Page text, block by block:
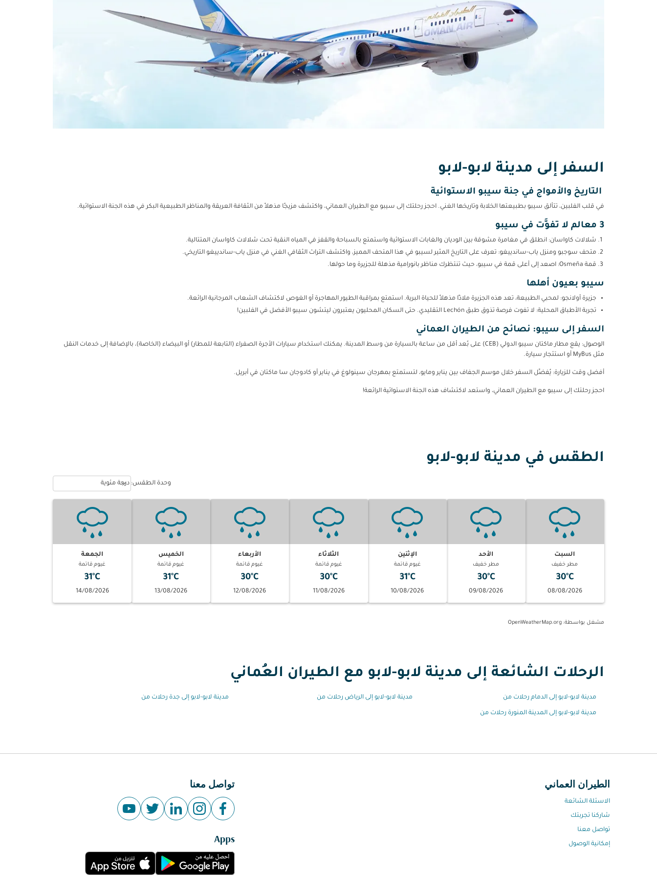
السفر إلى مدينة لابو-لابو
التاريخ والأمواج في جنة سيبو الاستوائية
في قلب الفلبين، تتألق سيبو بطبيعتها الخلابة وتاريخها الغني. احجز رحلتك إلى سيبو مع الطيران العماني، واكتشف مزيجًا مذهلاً من الثقافة العريقة والمناظر الطبيعية البكر في هذه الجنة الاستوائية.
3 معالم لا تفوَّت في سيبو
شلالات كاواسان: انطلق في مغامرة مشوقة بين الوديان والغابات الاستوائية واستمتع بالسباحة والقفز في المياه النقية تحت شلالات كاواسان المتتالية.
متحف سوجبو ومنزل ياب-ساندييغو: تعرف على التاريخ المثير لسيبو في هذا المتحف المميز، واكتشف التراث الثقافي الغني في منزل ياب-ساندييغو التاريخي.
قمة Osmeña: اصعد إلى أعلى قمة في سيبو، حيث تنتظرك مناظر بانورامية مذهلة للجزيرة وما حولها.
سيبو بعيون أهلها
جزيرة أولانجو: لمحبي الطبيعة، تعد هذه الجزيرة ملاذًا مذهلاً للحياة البرية. استمتع بمراقبة الطيور المهاجرة أو الغوص لاكتشاف الشعاب المرجانية الرائعة.
تجربة الأطباق المحلية: لا تفوت فرصة تذوق طبق Lechón التقليدي. حتى السكان المحليون يعتبرون ليتشون سيبو الأفضل في الفلبين!
السفر إلى سيبو: نصائح من الطيران العماني
الوصول: يقع مطار ماكتان سيبو الدولي (CEB) على بُعد أقل من ساعة بالسيارة من وسط المدينة. يمكنك استخدام سيارات الأجرة الصفراء (التابعة للمطار) أو البيضاء (الخاصة)، بالإضافة إلى خدمات النقل
مثل MyBus أو استئجار سيارة.
أفضل وقت للزيارة: يُفضَّل السفر خلال موسم الجفاف بين يناير ومايو، لتستمتع بمهرجان سينولوغ في يناير أو كادوجان سا ماكتان في أبريل.
احجز رحلتك إلى سيبو مع الطيران العماني، واستعد لاكتشاف هذه الجنة الاستوائية الرائعة!
الطقس في مدينة لابو-لابو
وحدة الطقس: Weather unit option درجة مئوية Selected
درجة مئوية
keyboard_arrow_down
السبت
مطر خفيف
30°C
08/08/2026
الأحد
مطر خفيف
30°C
09/08/2026
الإثنين
غيوم قاتمة
31°C
10/08/2026
الثلاثاء
غيوم قاتمة
30°C
11/08/2026
الأربعاء
غيوم قاتمة
30°C
12/08/2026
الخميس
غيوم قاتمة
31°C
13/08/2026
الجمعة
غيوم قاتمة
31°C
14/08/2026
مشغل بواسطة: OpenWeatherMap.org
الرحلات الشائعة إلى مدينة لابو-لابو مع الطيران العُماني
مدينة لابو-لابو إلى الدمام رحلات من مدينة لابو-لابو إلى الرياض رحلات من مدينة لابو-لابو إلى جدة رحلات من
مدينة لابو-لابو إلى المدينة المنورة رحلات من
الطيران العماني
الاسئلة الشائعة
شاركنا تجربتك
تواصل معنا
إمكانية الوصول
تواصل معنا
Apps